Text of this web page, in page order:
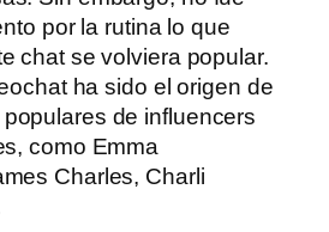
por la rutina lo que
chat se volviera popular.
ha sido el origen de
de influencers
como Emma
Charles, Charli